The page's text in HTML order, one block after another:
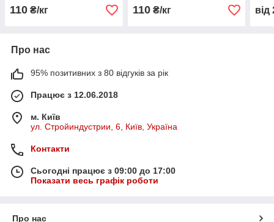
110 ₴/кг 110₴/кг від
Про нас
95% позитивних з 80 відгуків за рік
Працює з 12.06.2018
м. Київ
ул. Стройиндустрии, 6, Київ, Україна
Контакти
Сьогодні працює з 09:00 до 17:00
Показати весь графік роботи
Про нас